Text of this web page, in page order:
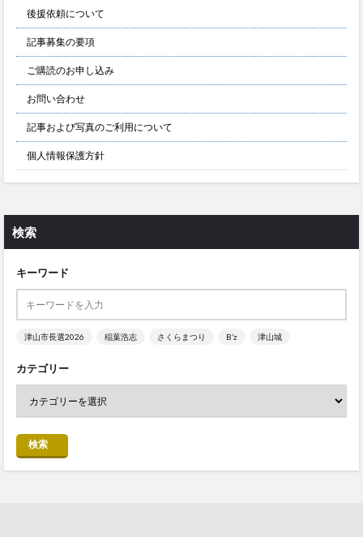
後援依頼について
記事募集の要項
ご購読のお申し込み
お問い合わせ
記事および写真のご利用について
個人情報保護方針
検索
キーワード
津山市長選2026 稲葉浩志 さくらまつり B’z 津山城
カテゴリー
検索